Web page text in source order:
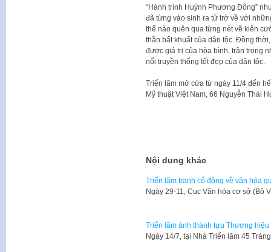
“Hành trình Huỳnh Phương Đông”
đã từng vào sinh ra tử trở về với
thể nào quên qua từng nét vẽ kiên
thần bất khuất của dân tộc. Đồng
được giá trị của hòa bình, trân trọng
nối truyền thống tốt đẹp của dân tộc.
Triển lãm mở cửa từ ngày 11/4 đến
Mỹ thuật Việt Nam, 66 Nguyễn Thái
Nội dung khác
Triển lãm tranh cổ động về văn hóa
​Ngày 29-11, Cục Văn hóa cơ sở (Bộ
Triển lãm ảnh thành tựu Thương hiệu
Ngày 14/7, tại Nhà Triển lãm 45